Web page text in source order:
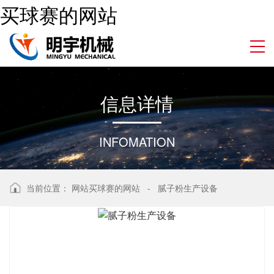
买球赛的网站
信息详情
INFOMATION
当前位置： 网站买球赛的网站 - 腻子粉生产设备